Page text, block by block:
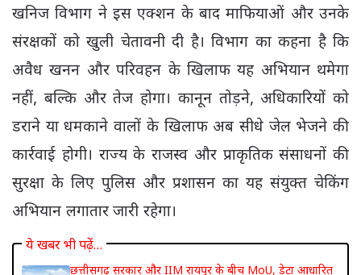
खनिज विभाग ने इस एक्शन के बाद माफियाओं और उनके
संरक्षकों को खुली चेतावनी दी है। विभाग का कहना है कि
अवैध खनन और परिवहन के खिलाफ यह अभियान थमेगा
नहीं, बल्कि और तेज होगा। कानून तोड़ने, अधिकारियों को
डराने या धमकाने वालों के खिलाफ अब सीधे जेल भेजने की
कार्रवाई होगी। राज्य के राजस्व और प्राकृतिक संसाधनों की
सुरक्षा के लिए पुलिस और प्रशासन का यह संयुक्त चेकिंग
अभियान लगातार जारी रहेगा।
ये खबर भी पढ़ें…
छत्तीसगढ़ सरकार और IIM रायपुर के बीच MoU, डेटा आधारित